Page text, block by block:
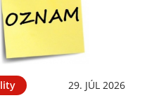
29. JÚL 2026